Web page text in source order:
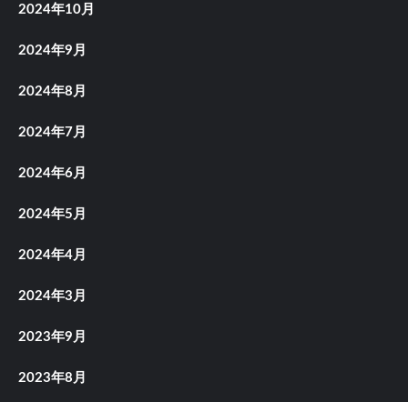
2024年10月
2024年9月
2024年8月
2024年7月
2024年6月
2024年5月
2024年4月
2024年3月
2023年9月
2023年8月